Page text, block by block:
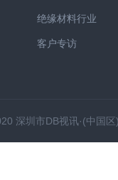
绝缘材料行业
客户专访
深圳市DB视讯·(中国